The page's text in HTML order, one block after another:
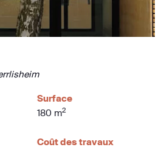
Surface
180 m2
Coût des travaux